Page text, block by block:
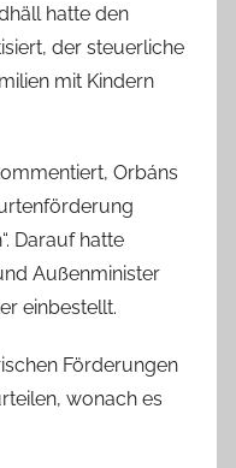
hatte den
der steuerliche
mit Kindern
Orbáns
Darauf hatte
Außenminister
einbestellt.
Förderungen
wonach es